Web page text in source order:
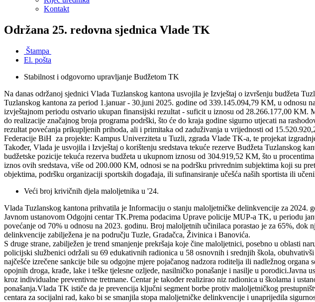
Kontakt
Održana 25. redovna sjednica Vlade TK
Štampa
El. pošta
Stabilnost i odgovorno upravljanje Budžetom TK
Na danas održanoj sjednici Vlada Tuzlanskog kantona usvojila je Izvještaj o izvršenju budžeta
Tuzlanskog kantona za period 1.januar - 30.juni 2025. godine od 339.145.094,79 KM, u
izvještajnom periodu ostvario ukupan finansijski rezultat - suficit u iznosu od 28.266.177,00 KM.
do realizacije značajnog broja programa podrški, što će do kraja godine sigurno utjecati na
rezultat povećanja prikupljenih prihoda, ali i primitaka od zaduživanja u vrijednosti od
Federacije BiH za projekte: Kampus Univerziteta u Tuzli, zgrada Vlade TK-a, te projekat
Također, Vlada je usvojila i Izvještaj o korištenju sredstava tekuće rezerve Budžeta Tuzlanskog
budžetske pozicije tekuća rezerva budžeta u ukupnom iznosu od 304.919,52 KM, što u
iznos ovih sredstava, više od 200.000 KM, odnosi se na podršku privrednim subjektima koji su
objektima, podršku organizaciji sportskih događaja, ili sufinansiranje učešća naših sportista ili
Veći broj krivičnih djela maloljetnika u '24.
Vlada Tuzlanskog kantona prihvatila je Informaciju o stanju maloljetničke delinkvencije za
Javnom ustanovom Odgojni centar TK.Prema podacima Uprave policije MUP-a TK, u periodu
povećanje od 70% u odnosu na 2023. godinu. Broj maloljetnih učinilaca porastao je za 65%,
delinkvencije zabilježena je na području Tuzle, Gradačca, Živinica i Banovića.
S druge strane, zabilježen je trend smanjenje prekršaja koje čine maloljetnici, posebno u oblasti
policijski službenici održali su 69 edukativnih radionica u 58 osnovnih i srednjih škola,
najčešće izrečene sankcije bile su odgojne mjere pojačanog nadzora roditelja ili nadležnog
opojnih droga, krađe, lake i teške tjelesne ozljede, nasilničko ponašanje i nasilje u
kroz individualne preventivne tretmane. Centar je također realizirao niz radionica u školama i
ponašanja.Vlada TK ističe da je prevencija ključni segment borbe protiv maloljetničkog
centara za socijalni rad, kako bi se smanjila stopa maloljetničke delinkvencije i unaprijedila